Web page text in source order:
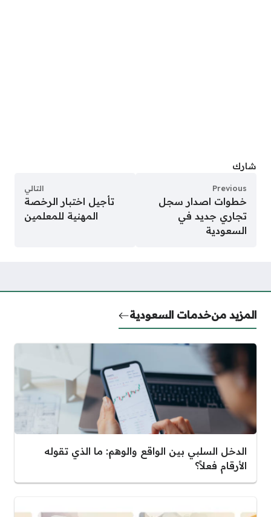
شارك
Previous
خطوات اصدار سجل
تجاري جديد في
السعودية
التالي
تأجيل اختبار الرخصة
المهنية للمعلمين
المزيد منخدمات السعودية
الدخل السلبي بين الواقع والوهم: ما الذي تقوله
الأرقام فعلاً؟